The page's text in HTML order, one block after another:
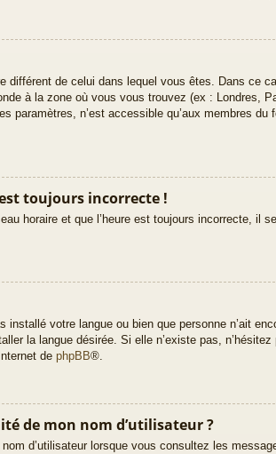
différent de celui dans lequel vous êtes. Dans ce
à la zone où vous vous trouvez (ex : Londres,
paramètres, n’est accessible qu’aux membres du
toujours incorrecte !
horaire et que l’heure est toujours incorrecte, il
installé votre langue ou bien que personne n’ait
la langue désirée. Si elle n’existe pas,
de phpBB®.
de mon nom d’utilisateur ?
d’utilisateur lorsque vous consultez les